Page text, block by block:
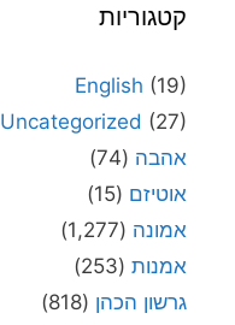
קטגוריות
English (19)
Uncategorized (27)
אהבה (74)
אוטיזם (15)
אמונה (1,277)
אמנות (253)
גרשון הכהן (818)